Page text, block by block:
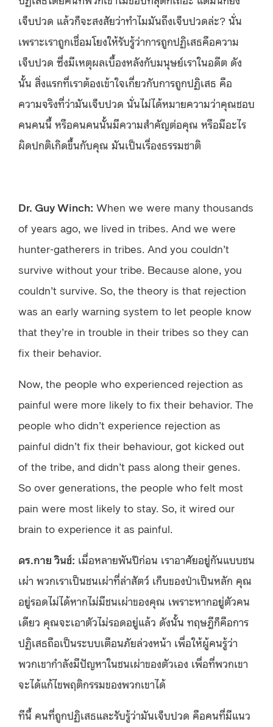
เจ็บปวด แล้วก็จะสงสัยว่าทำไมมันถึงเจ็บปวดล่ะ? นั่น
เพราะเราถูกเชื่อมโยงให้รับรู้ว่าการถูกปฏิเสธคือความ
เจ็บปวด ซึ่งมีเหตุผลเบื้องหลังกับมนุษย์เราในอดีต ดัง
นั้น สิ่งแรกที่เราต้องเข้าใจเกี่ยวกับการถูกปฏิเสธ คือ
ความจริงที่ว่ามันเจ็บปวด นั่นไม่ได้หมายความว่าคุณชอบ
คนคนนี้ หรือคนคนนั้นมีความสำคัญต่อคุณ หรือมีอะไร
ผิดปกติเกิดขึ้นกับคุณ มันเป็นเรื่องธรรมชาติ
Dr. Guy Winch: When we were many thousands
of years ago, we lived in tribes. And we were
hunter-gatherers in tribes. And you couldn’t
survive without your tribe. Because alone, you
couldn’t survive. So, the theory is that rejection
was an early warning system to let people know
that they’re in trouble in their tribes so they can
fix their behavior.
Now, the people who experienced rejection as
painful were more likely to fix their behavior. The
people who didn’t experience rejection as
painful didn’t fix their behaviour, got kicked out
of the tribe, and didn’t pass along their genes.
So over generations, the people who felt most
pain were most likely to stay. So, it wired our
brain to experience it as painful.
ดร.กาย วินช์: เมื่อหลายพันปีก่อน เราอาศัยอยู่กันแบบชน
เผ่า พวกเราเป็นชนเผ่าที่ล่าสัตว์ เก็บของป่าเป็นหลัก คุณ
อยู่รอดไม่ได้หากไม่มีชนเผ่าของคุณ เพราะหากอยู่ตัวคน
เดียว คุณจะเอาตัวไม่รอดอยู่แล้ว ดังนั้น ทฤษฎีก็คือการ
ปฏิเสธถือเป็นระบบเตือนภัยล่วงหน้า เพื่อให้ผู้คนรู้ว่า
พวกเขากำลังมีปัญหาในชนเผ่าของตัวเอง เพื่อที่พวกเขา
จะได้แก้ไขพฤติกรรมของพวกเขาได้
ทีนี้ คนที่ถูกปฏิเสธและรับรู้ว่ามันเจ็บปวด คือคนที่มีแนว